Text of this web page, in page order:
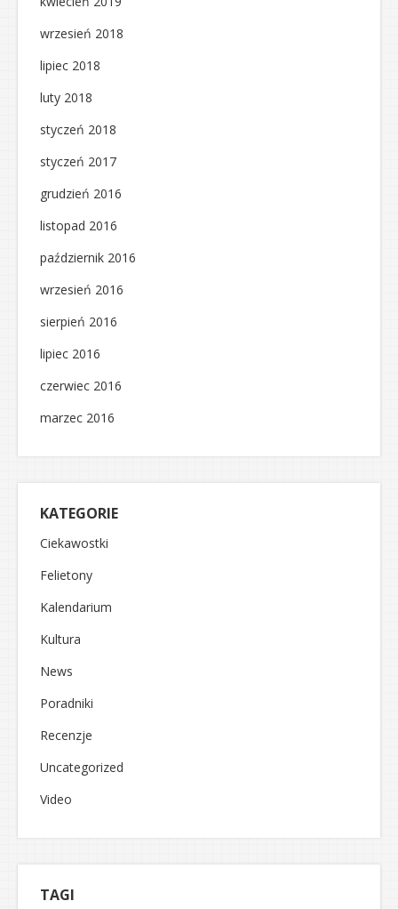
wrzesień 2018
lipiec 2018
luty 2018
styczeń 2018
styczeń 2017
grudzień 2016
listopad 2016
październik 2016
wrzesień 2016
sierpień 2016
lipiec 2016
czerwiec 2016
marzec 2016
KATEGORIE
Ciekawostki
Felietony
Kalendarium
Kultura
News
Poradniki
Recenzje
Uncategorized
Video
TAGI